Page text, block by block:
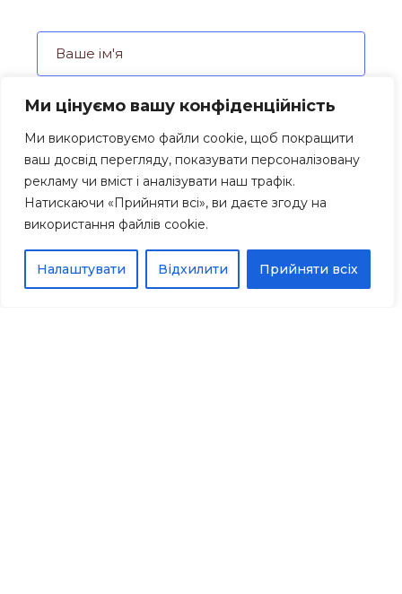
Ми цінуємо вашу конфіденційність
Ми використовуємо файли cookie, щоб покращити
ваш досвід перегляду, показувати персоналізовану
рекламу чи вміст і аналізувати наш трафік.
Натискаючи «Прийняти всі», ви даєте згоду на
використання файлів cookie.
Налаштувати Відхилити Прийняти всіх